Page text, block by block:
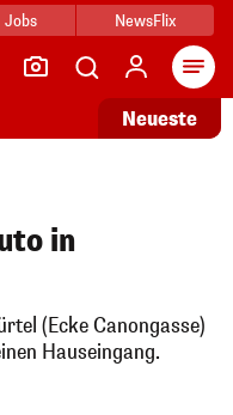
Jobs NewsFlix
Neueste
in
(Ecke Canongasse)
Hauseingang.